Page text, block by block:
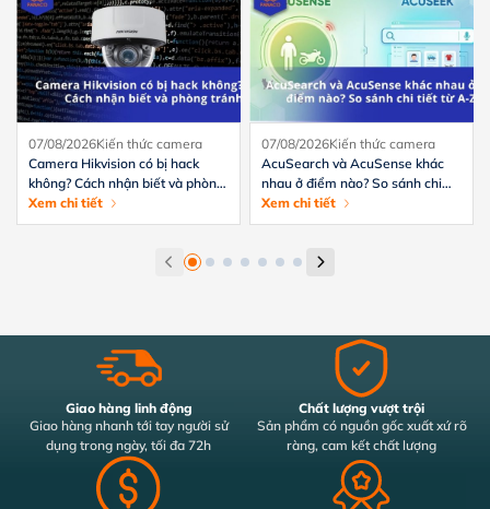
07/08/2026Kiến thức camera
Camera Hikvision có bị hack
không? Cách nhận biết và phòng
tránh hiệu quả
Xem chi tiết
07/08/2026Kiến thức camera
AcuSearch và AcuSense khác
nhau ở điểm nào? So sánh chi
tiết từ A-Z
Xem chi tiết
Giao hàng linh động
Giao hàng nhanh tới tay người sử
dụng trong ngày, tối đa 72h
Chất lượng vượt trội
Sản phẩm có nguồn gốc xuất xứ rõ
ràng, cam kết chất lượng